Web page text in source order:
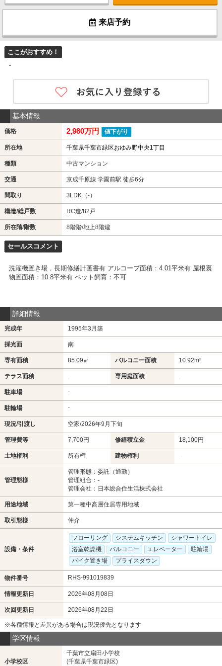
来店予約
ここがおすすめ！
-
基本情報
価格 2,980万円 値下がり
所在地 千葉県千葉市緑区おゆみ野中央1丁目
種類 中古マンション
交通 京成千原線 学園前駅 徒歩6分
間取り 3LDK（-）
構造/総戸数 RC造/82戸
所在階/階数 8階階/地上8階建
セールスコメント
洗濯機置き場，長期修繕計画書有 アルコープ面積：4.01平米有 屋根裏
物置面積：10.8平米有 ペット飼育：不可
詳細情報
完成年 1995年3月築
採光面 南
専有面積 85.09㎡ バルコニー面積 10.92m²
テラス面積 - 専用庭面積 -
駐車場 -
駐輪場 -
現況/引渡し 空家/2026年9月下旬
管理費等 7,700円 修繕積立金 18,100円
土地権利 所有権 建物権利 -
管理態様
管理形態：委託（通勤）
管理組合：-
管理会社：日本総合住生活株式会社
用途地域 第一種中高層住居専用地域
取引態様 仲介
設備・条件
フローリング システムキッチン
シャワートイレ
浴室乾燥機
バルコニー エレベーター
駐輪場
バイク置き場
プライスダウン
物件番号 RHS-991019839
情報更新日 2026年08月08日
次回更新日 2026年08月22日
※各種情報と差異がある場合は現況優先となります
学区情報
小学校区
千葉市立扇田小学校
(千葉県千葉市緑区)